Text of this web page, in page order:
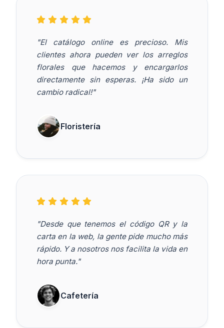
"El catálogo online es precioso. Mis
clientes ahora pueden ver los arreglos
florales que hacemos y encargarlos
directamente sin esperas. ¡Ha sido un
cambio radical!"
Floristería
"Desde que tenemos el código QR y la
carta en la web, la gente pide mucho más
rápido. Y a nosotros nos facilita la vida en
hora punta."
Cafetería